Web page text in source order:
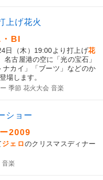
上げ花火
BI
日（木）19:00より打上げ花
名古屋港の空に「光の宝石」
ナカイ」「ブーツ」などのか
場します。
季節 花火大会 音楽
ショー
2009
ジェロのクリスマスディナー
音楽